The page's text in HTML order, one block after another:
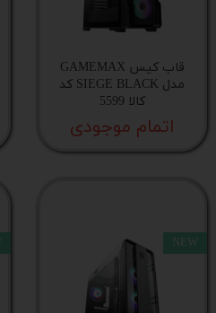
جایگاه فن در کنار مادربرد
جایگاه فن در پایین کیس
کارت‌گرافیک قابل نصب
منبع‌تغذیه قابل نصب
مادربرد قابل نصب
قاب کیس GAMEMAX
مدل SIEGE BLACK کد
کالا 5599
اتمام موجودی
NEW